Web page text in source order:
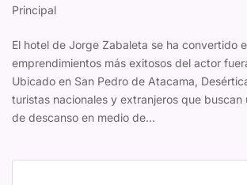
Principal
El hotel de Jorge Zabaleta se ha convertido
emprendimientos más exitosos del actor
Ubicado en San Pedro de Atacama,
turistas nacionales y extranjeros que buscan
de descanso en medio de...